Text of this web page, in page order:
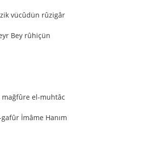
vücûdün rûzigâr
Bey rûhiçün
el-muhtâc
İmâme Hanım